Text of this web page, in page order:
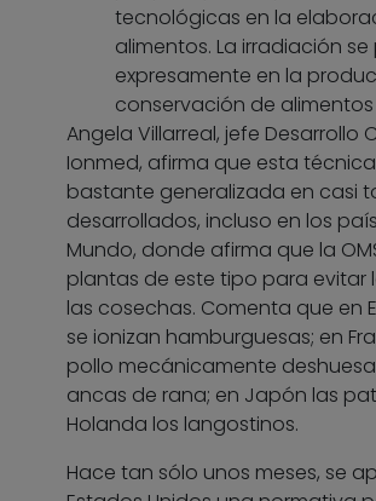
tecnológicas en la
alimentos. La irradiación
expresamente en la
conservación de
Angela Villarreal, jefe Desarrollo
Ionmed, afirma que esta
bastante generalizada en casi
desarrollados, incluso en los
Mundo, donde afirma que la
plantas de este tipo para evitar
las cosechas. Comenta que en
se ionizan hamburguesas; en
pollo mecánicamente
ancas de rana; en Japón las
Holanda los langostinos.
Hace tan sólo unos meses, se